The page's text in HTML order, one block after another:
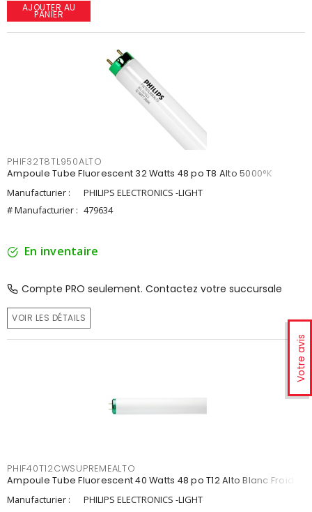
Votre avis
AJOUTER AU
PANIER
PHIF32T8TL950ALTO
Ampoule Tube Fluorescent 32 Watts 48 po T8 Alto 5000°K
Manufacturier :
PHILIPS ELECTRONICS -LIGHT
# Manufacturier : 479634
En inventaire
Compte PRO seulement. Contactez votre succursale
VOIR LES DÉTAILS
PHIF40T12CWSUPREMEALTO
Ampoule Tube Fluorescent 40 Watts 48 po T12 Alto Blanc Froid
Manufacturier :
PHILIPS ELECTRONICS -LIGHT